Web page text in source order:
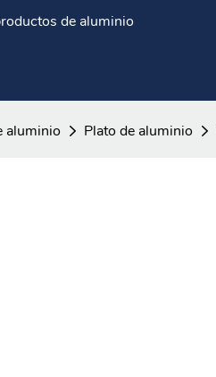
de aluminio
aluminio Plato de aluminio